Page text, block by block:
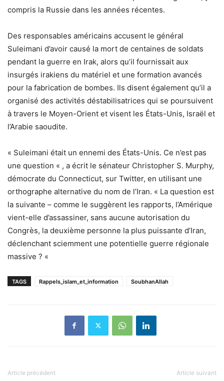
compris la Russie dans les années récentes.
Des responsables américains accusent le général
Suleimani d’avoir causé la mort de centaines de soldats
pendant la guerre en Irak, alors qu’il fournissait aux
insurgés irakiens du matériel et une formation avancés
pour la fabrication de bombes. Ils disent également qu’il a
organisé des activités déstabilisatrices qui se poursuivent
à travers le Moyen-Orient et visent les États-Unis, Israël et
l’Arabie saoudite.
« Suleimani était un ennemi des États-Unis. Ce n’est pas
une question « , a écrit le sénateur Christopher S. Murphy,
démocrate du Connecticut, sur Twitter, en utilisant une
orthographe alternative du nom de l’Iran. « La question est
la suivante – comme le suggèrent les rapports, l’Amérique
vient-elle d’assassiner, sans aucune autorisation du
Congrès, la deuxième personne la plus puissante d’Iran,
déclenchant sciemment une potentielle guerre régionale
massive ? «
TAGS Rappels_islam_et_information SoubhanAllah
Article précédent Article suivant